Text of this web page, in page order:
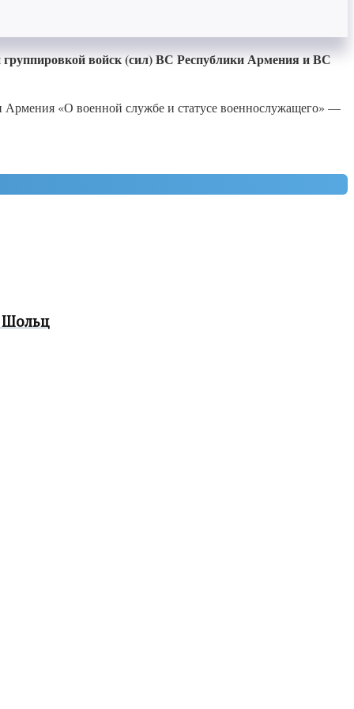
войск (сил) ВС Республики Армения и ВС
Армения «О военной службе и статусе военнослужащего» —
Шольц